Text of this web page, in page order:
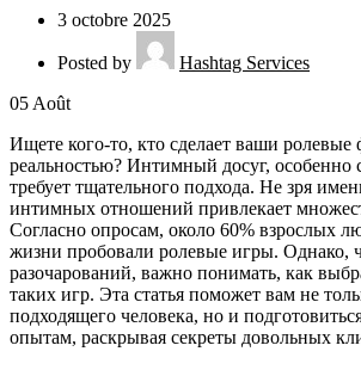
3 octobre 2025
Posted by
Hashtag Services
05 Août
Ищете кого-то, кто сделает ваши ролевые
реальностью? Интимный досуг, особенно
требует тщательного подхода. Не зря
интимных отношений привлекает
Согласно опросам, около 60% взрослых
жизни пробовали ролевые игры. Однако,
разочарований, важно понимать, как
таких игр. Эта статья поможет вам не
подходящего человека, но и
опытам, раскрывая секреты довольных